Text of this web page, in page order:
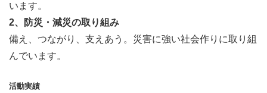
います。
2、防災・減災の取り組み
備え、つながり、支えあう。災害に強い社会作りに取り組
んでいます。
活動実績